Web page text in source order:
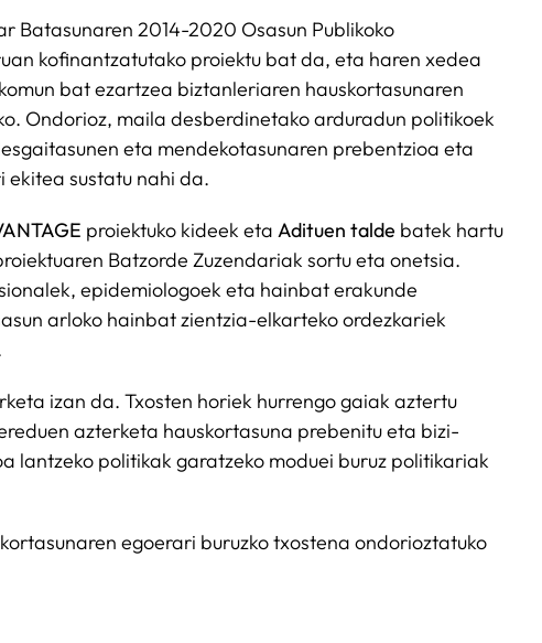
Batasunaren 2014-2020 Osasun Publikoko
kofinantzatutako proiektu bat da, eta haren xedea
bat ezartzea biztanleriaren hauskortasunaren
Ondorioz, maila desberdinetako arduradun politikoek
eta mendekotasunaren prebentzioa eta
sustatu nahi da.
proiektuko kideek eta Adituen talde batek hartu
Batzorde Zuzendariak sortu eta onetsia.
epidemiologoek eta hainbat erakunde
arloko hainbat zientzia-elkarteko ordezkariek
izan da. Txosten horiek hurrengo gaiak aztertu
azterketa hauskortasuna prebenitu eta bizi-
lantzeko politikak garatzeko moduei buruz politikariak
egoerari buruzko txostena ondorioztatuko